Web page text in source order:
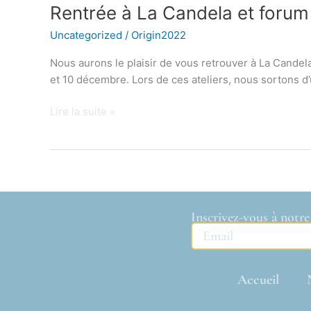
Rentrée à La Candela et
Uncategorized / Origin2022
Nous aurons le plaisir de vous retrouver à La
et 10 décembre. Lors de ces ateliers, nous sortons
La
et
forum
des
le
Lire la suite »
Inscrivez-vous à
Accueil